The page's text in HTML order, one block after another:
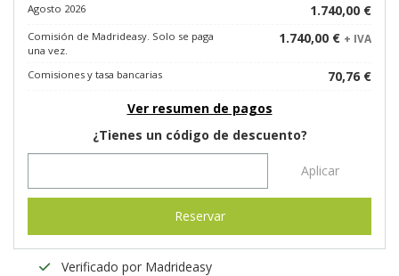
Agosto 2026 1.740,00 €
Comisión de Madrideasy. Solo se paga
una vez.
1.740,00 € + IVA
Comisiones y tasa bancarias
70,76 €
Ver resumen de pagos
¿Tienes un código de descuento?
Aplicar
Reservar
Verificado por Madrideasy